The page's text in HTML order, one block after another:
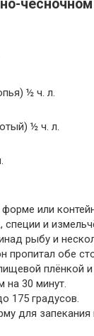
½ ч. л.
½ ч. л.
или
и
рыбу и
пропитал обе
плёнкой и
на 30 минут.
175 градусов.
для запекания